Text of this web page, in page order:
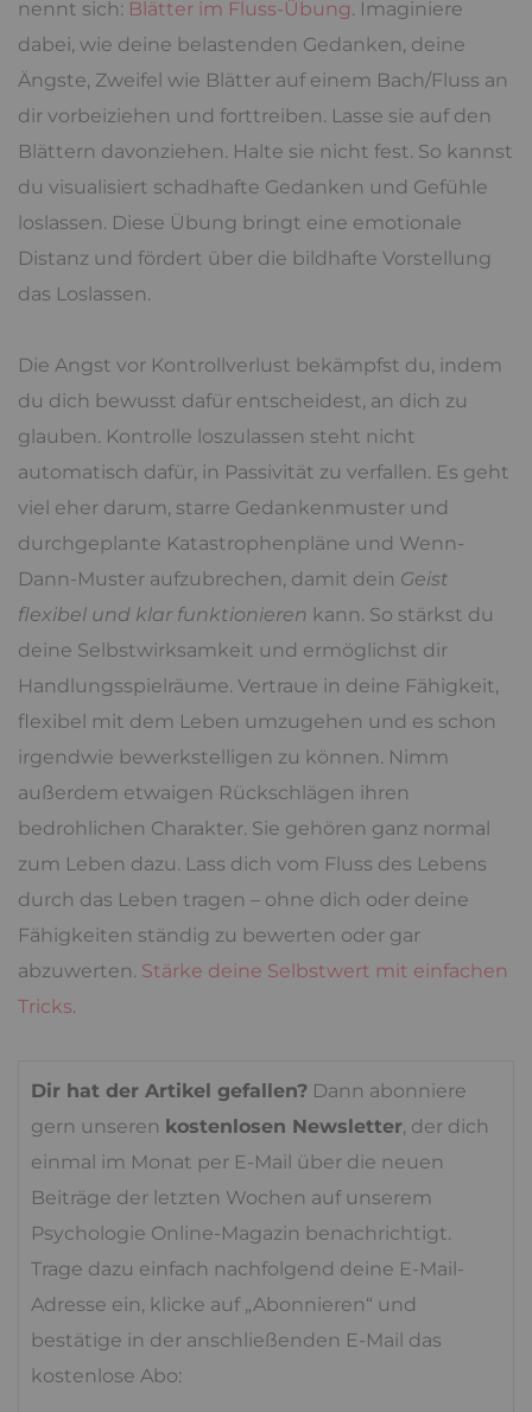
nennt sich: Blätter im Fluss-Übung. Imaginiere
dabei, wie deine belastenden Gedanken, deine
Ängste, Zweifel wie Blätter auf einem Bach/Fluss an
dir vorbeiziehen und forttreiben. Lasse sie auf den
Blättern davonziehen. Halte sie nicht fest. So kannst
du visualisiert schadhafte Gedanken und Gefühle
loslassen. Diese Übung bringt eine emotionale
Distanz und fördert über die bildhafte Vorstellung
das Loslassen.
Die Angst vor Kontrollverlust bekämpfst du, indem
du dich bewusst dafür entscheidest, an dich zu
glauben. Kontrolle loszulassen steht nicht
automatisch dafür, in Passivität zu verfallen. Es geht
viel eher darum, starre Gedankenmuster und
durchgeplante Katastrophenpläne und Wenn-
Dann-Muster aufzubrechen, damit dein Geist
flexibel und klar funktionieren kann. So stärkst du
deine Selbstwirksamkeit und ermöglichst dir
Handlungsspielräume. Vertraue in deine Fähigkeit,
flexibel mit dem Leben umzugehen und es schon
irgendwie bewerkstelligen zu können. Nimm
außerdem etwaigen Rückschlägen ihren
bedrohlichen Charakter. Sie gehören ganz normal
zum Leben dazu. Lass dich vom Fluss des Lebens
durch das Leben tragen – ohne dich oder deine
Fähigkeiten ständig zu bewerten oder gar
abzuwerten. Stärke deine Selbstwert mit einfachen
Tricks.
Dir hat der Artikel gefallen? Dann abonniere
gern unseren kostenlosen Newsletter, der dich
einmal im Monat per E-Mail über die neuen
Beiträge der letzten Wochen auf unserem
Psychologie Online-Magazin benachrichtigt.
Trage dazu einfach nachfolgend deine E-Mail-
Adresse ein, klicke auf „Abonnieren“ und
bestätige in der anschließenden E-Mail das
kostenlose Abo: